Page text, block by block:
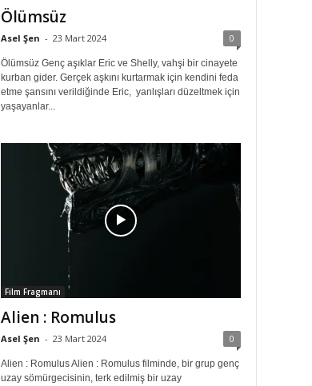
Ölümsüz
Asel Şen - 23 Mart 2024 0
Ölümsüz Genç aşıklar Eric ve Shelly, vahşi bir cinayete
kurban gider. Gerçek aşkını kurtarmak için kendini feda
etme şansını verildiğinde Eric, yanlışları düzeltmek için
yaşayanlar...
Film Fragmanı
Alien : Romulus
Asel Şen - 23 Mart 2024 0
Alien : Romulus Alien : Romulus filminde, bir grup genç
uzay sömürgecisinin, terk edilmiş bir uzay